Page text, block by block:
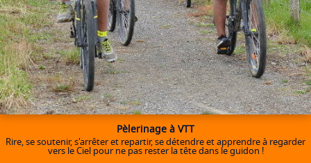
Pèlerinage à VTT
Rire, se soutenir, s'arrêter et repartir, se détendre et apprendre à regarder
vers le Ciel pour ne pas rester la tête dans le guidon !